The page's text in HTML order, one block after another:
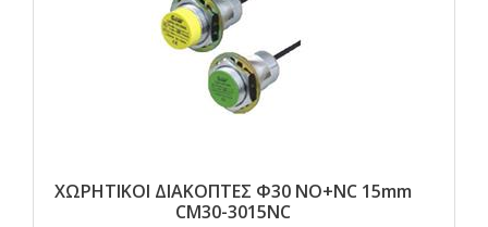
ΧΩΡΗΤΙΚΟΙ ΔΙΑΚΟΠΤΕΣ Φ30 ΝO+NC 15mm
CM30-3015NC